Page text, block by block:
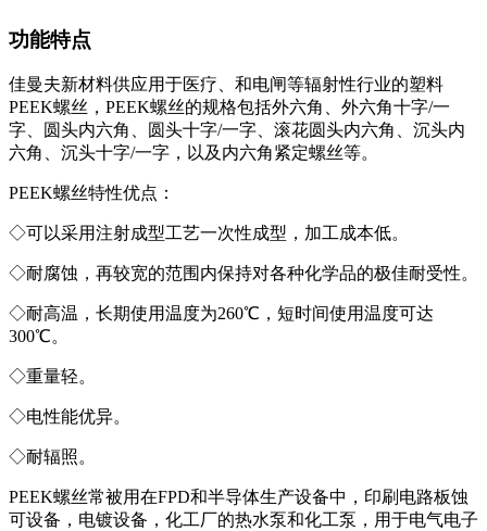
功能特点
佳曼夫新材料供应用于医疗、和电闸等辐射性行业的塑料
PEEK螺丝，PEEK螺丝的规格包括外六角、外六角十字/一
字、圆头内六角、圆头十字/一字、滚花圆头内六角、沉头内
六角、沉头十字/一字，以及内六角紧定螺丝等。
PEEK螺丝特性优点：
◇可以采用注射成型工艺一次性成型，加工成本低。
◇耐腐蚀，再较宽的范围内保持对各种化学品的极佳耐受性。
◇耐高温，长期使用温度为260℃，短时间使用温度可达
300℃。
◇重量轻。
◇电性能优异。
◇耐辐照。
PEEK螺丝常被用在FPD和半导体生产设备中，印刷电路板蚀
可设备，电镀设备，化工厂的热水泵和化工泵，用于电气电子